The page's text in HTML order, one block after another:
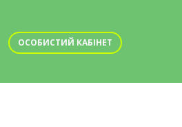
ОСОБИСТИЙ КАБІНЕТ